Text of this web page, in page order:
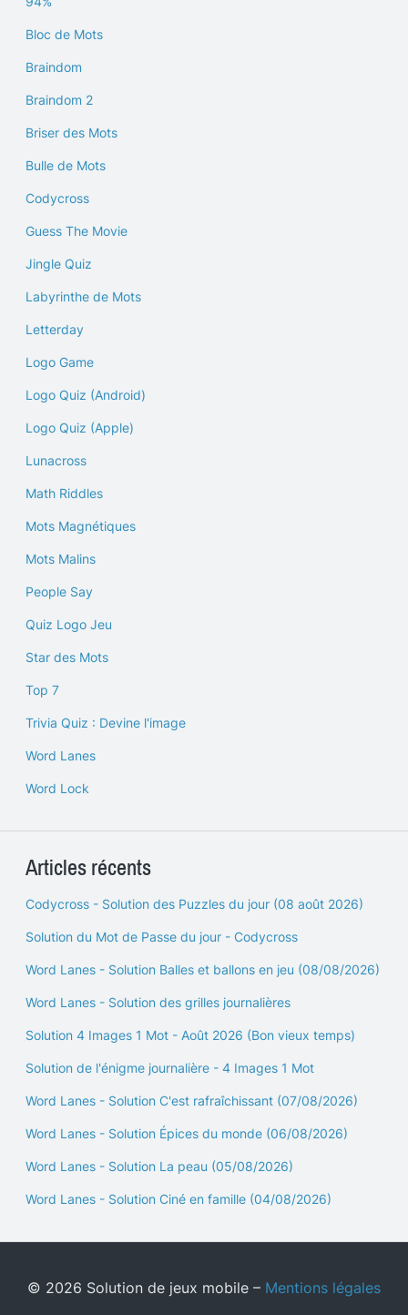
Bloc de Mots
Braindom
Braindom 2
Briser des Mots
Bulle de Mots
Codycross
Guess The Movie
Jingle Quiz
Labyrinthe de Mots
Letterday
Logo Game
Logo Quiz (Android)
Logo Quiz (Apple)
Lunacross
Math Riddles
Mots Magnétiques
Mots Malins
People Say
Quiz Logo Jeu
Star des Mots
Top 7
Trivia Quiz : Devine l'image
Word Lanes
Word Lock
Articles récents
Codycross - Solution des Puzzles du jour (08 août 2026)
Solution du Mot de Passe du jour - Codycross
Word Lanes - Solution Balles et ballons en jeu (08/08/2026)
Word Lanes - Solution des grilles journalières
Solution 4 Images 1 Mot - Août 2026 (Bon vieux temps)
Solution de l'énigme journalière - 4 Images 1 Mot
Word Lanes - Solution C'est rafraîchissant (07/08/2026)
Word Lanes - Solution Épices du monde (06/08/2026)
Word Lanes - Solution La peau (05/08/2026)
Word Lanes - Solution Ciné en famille (04/08/2026)
© 2026 Solution de jeux mobile – Mentions légales